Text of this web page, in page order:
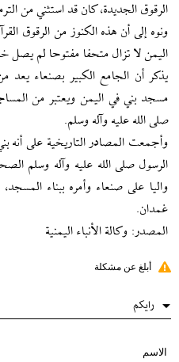
الرقوق الجديدة، كان قد استثني من
ونوه إلى أن هذه الكنوز من الرقوق
اليمن لا تزال متحفا مفتوحا لم يصل
يذكر أن الجامع الكبير بصنعاء يعد
مسجد بني في اليمن ويعتبر من
صلى الله عليه وآله وسلم.
وأجمعت المصادر التاريخية على أنه
الرسول صلى الله عليه وآله وسلم
واليا على صنعاء وأمره ببناء
غمدان.
المصدر: وكالة الأنباء اليمنية
أبلغ عن مشكلة
رایکم
الاسم